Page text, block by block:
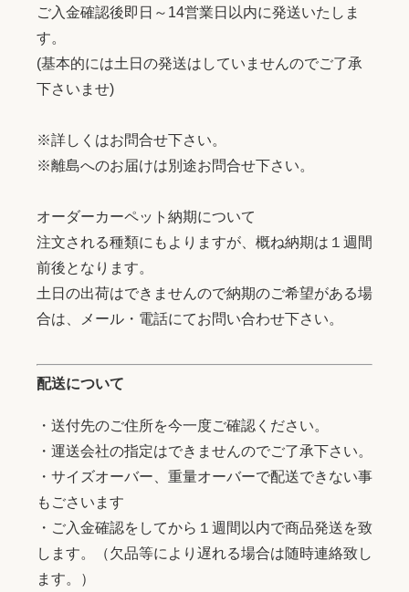
ご入金確認後即日～14営業日以内に発送いたしま
す。
(基本的には土日の発送はしていませんのでご了承
下さいませ)
※詳しくはお問合せ下さい。
※離島へのお届けは別途お問合せ下さい。
オーダーカーペット納期について
注文される種類にもよりますが、概ね納期は１週間
前後となります。
土日の出荷はできませんので納期のご希望がある場
合は、メール・電話にてお問い合わせ下さい。
配送について
・送付先のご住所を今一度ご確認ください。
・運送会社の指定はできませんのでご了承下さい。
・サイズオーバー、重量オーバーで配送できない事
もごさいます
・ご入金確認をしてから１週間以内で商品発送を致
します。（欠品等により遅れる場合は随時連絡致し
ます。）